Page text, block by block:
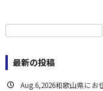
最新の投稿
Aug.6,2026和歌山県にお